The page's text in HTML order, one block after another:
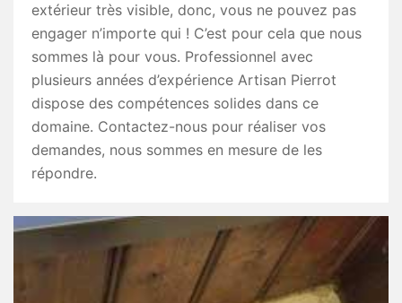
extérieur très visible, donc, vous ne pouvez pas
engager n’importe qui ! C’est pour cela que nous
sommes là pour vous. Professionnel avec
plusieurs années d’expérience Artisan Pierrot
dispose des compétences solides dans ce
domaine. Contactez-nous pour réaliser vos
demandes, nous sommes en mesure de les
répondre.